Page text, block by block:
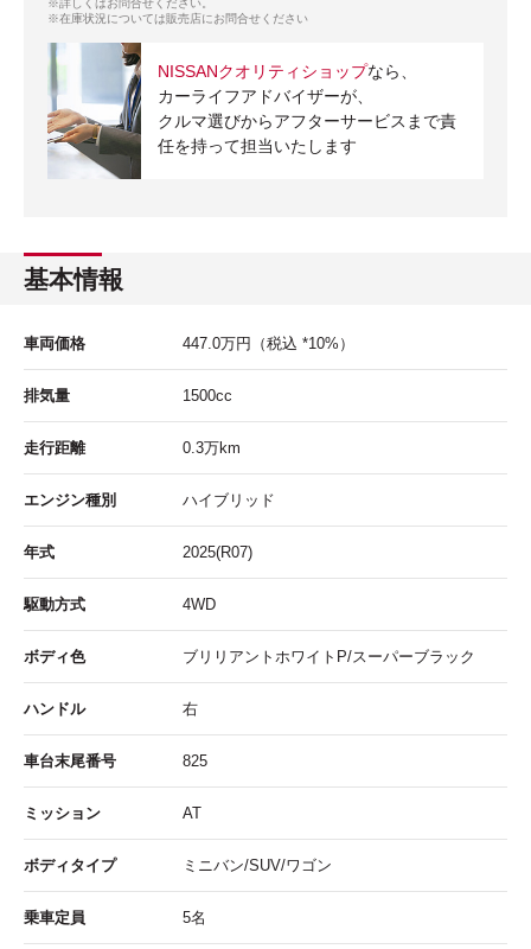
※在庫状況については販売店にお問合せください
NISSANクオリティショップなら、
カーライフアドバイザーが、
クルマ選びからアフターサービスまで責
任を持って担当いたします
基本情報
車両価格 447.0万円 （税込 *10%）
排気量 1500cc
走行距離 0.3万km
エンジン種別 ハイブリッド
年式 2025(R07)
駆動方式 4WD
ボディ色 ブリリアントホワイトP/スーパーブラック
ハンドル 右
車台末尾番号 825
ミッション AT
ボディタイプ ミニバン/SUV/ワゴン
乗車定員 5名